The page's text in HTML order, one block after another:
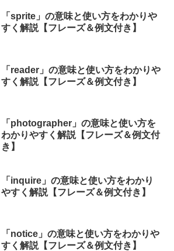
「sprite」の意味と使い方をわかりや
すく解説【フレーズ＆例文付き】
「reader」の意味と使い方をわかりや
すく解説【フレーズ＆例文付き】
「photographer」の意味と使い方を
わかりやすく解説【フレーズ＆例文付
き】
「inquire」の意味と使い方をわかり
やすく解説【フレーズ＆例文付き】
「notice」の意味と使い方をわかりや
すく解説【フレーズ＆例文付き】